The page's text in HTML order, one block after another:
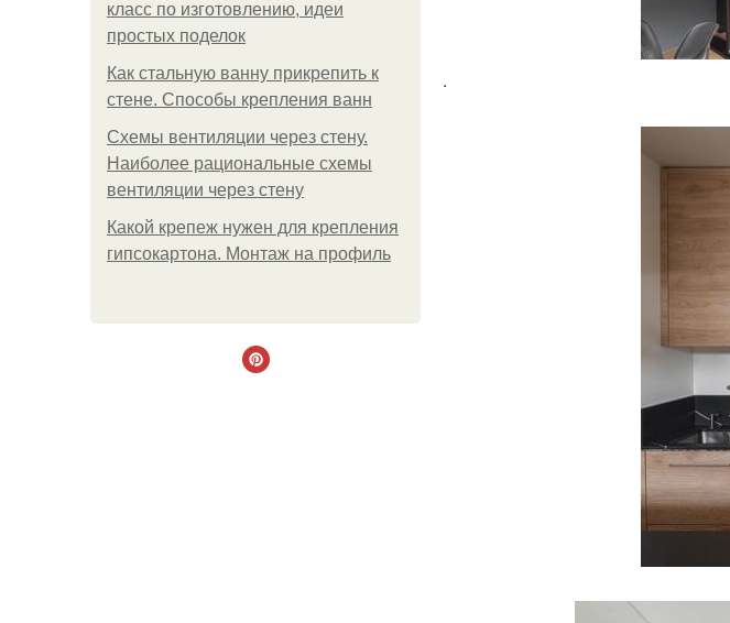
класс по изготовлению, идеи
простых поделок
Как стальную ванну прикрепить к
стене. Способы крепления ванн
Схемы вентиляции через стену.
Наиболее рациональные схемы
вентиляции через стену
Какой крепеж нужен для крепления
гипсокартона. Монтаж на профиль
.